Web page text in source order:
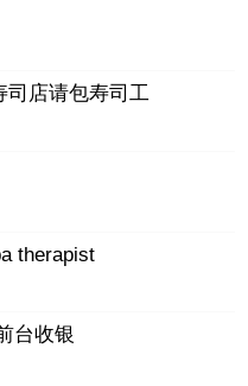
司店请包寿司工
therapist
台收银